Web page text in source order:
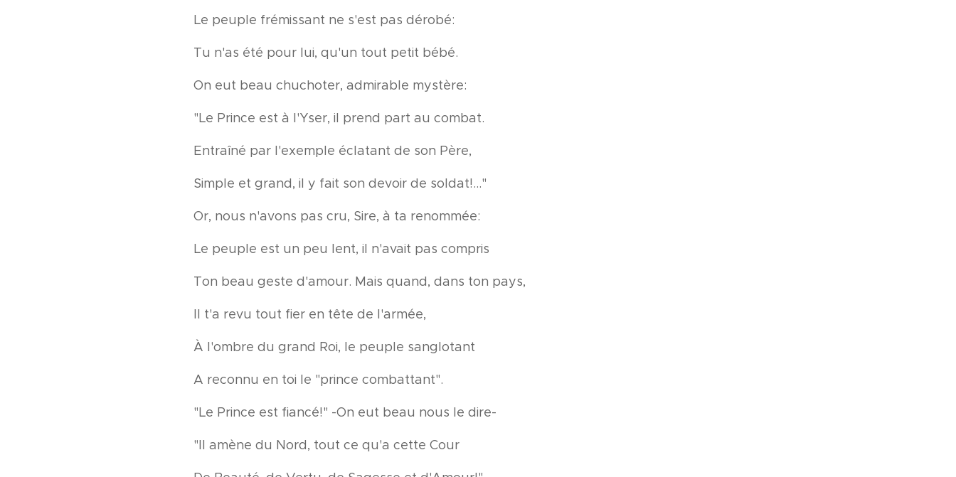
Le peuple frémissant ne s'est pas dérobé:
Tu n'as été pour lui, qu'un tout petit bébé.
On eut beau chuchoter, admirable mystère:
"Le Prince est à l'Yser, il prend part au combat.
Entraîné par l'exemple éclatant de son Père,
Simple et grand, il y fait son devoir de soldat!..."
Or, nous n'avons pas cru, Sire, à ta renommée:
Le peuple est un peu lent, il n'avait pas compris
Ton beau geste d'amour. Mais quand, dans ton pays,
Il t'a revu tout fier en tête de l'armée,
À l'ombre du grand Roi, le peuple sanglotant
A reconnu en toi le "prince combattant".
"Le Prince est fiancé!" -On eut beau nous le dire-
"Il amène du Nord, tout ce qu'a cette Cour